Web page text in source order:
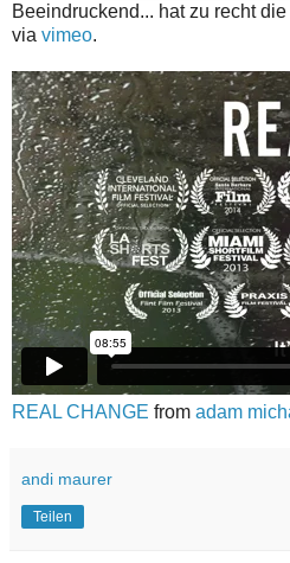
Beeindruckend... hat zu recht
via vimeo.
REAL CHANGE from adam
andi maurer
Teilen